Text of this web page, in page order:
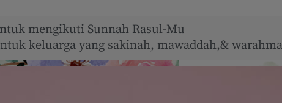
mengikuti Sunnah Rasul-Mu
keluarga yang sakinah, mawaddah,&